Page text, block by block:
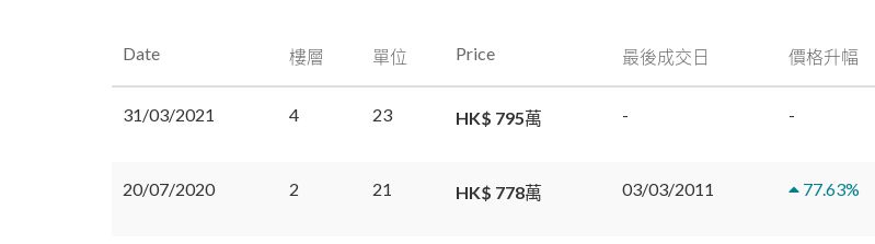
Date 樓層 單位 Price 最後成交日 價格升幅
31/03/2021 4 23 HK$ 795萬 - -
20/07/2020 2 21 HK$ 778萬 03/03/2011 77.63%